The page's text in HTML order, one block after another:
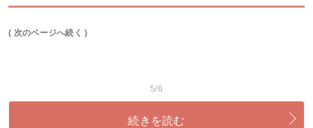
( 次のページへ続く )
5/6
続きを読む